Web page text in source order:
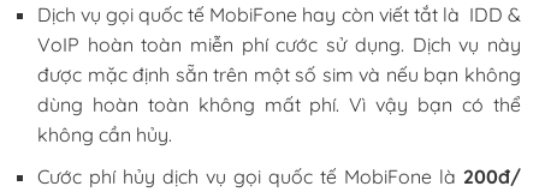
Dịch vụ gọi quốc tế MobiFone hay còn viết tắt là IDD &
VoIP hoàn toàn miễn phí cước sử dụng. Dịch vụ này
được mặc định sẵn trên một số sim và nếu bạn không
dùng hoàn toàn không mất phí. Vì vậy bạn có thể
không cần hủy.
Cước phí hủy dịch vụ gọi quốc tế MobiFone là 200đ/